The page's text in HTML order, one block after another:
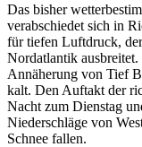
Das bisher
verabschiedet sich in
für tiefen Luftdruck,
Nordatlantik ausbreitet.
Annäherung von Tief
kalt. Den Auftakt der
Nacht zum Dienstag
Niederschläge von
Schnee fallen.